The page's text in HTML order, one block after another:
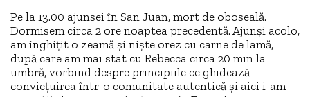
Pe la 13.00 ajunsei în San Juan, mort de oboseală.
Dormisem circa 2 ore noaptea precedentă. Ajunși acolo,
am înghițit o zeamă și niște orez cu carne de lamă,
după care am mai stat cu Rebecca circa 20 min la
umbră, vorbind despre principiile ce ghidează
conviețuirea într-o comunitate autentică și aici i-am